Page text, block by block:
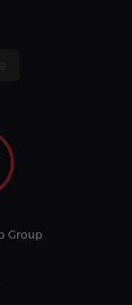
Group